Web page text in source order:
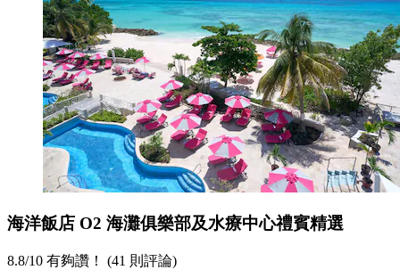
海洋飯店 O2 海灘俱樂部及水療中心禮賓精選
8.8/10 有夠讚！ (41 則評論)